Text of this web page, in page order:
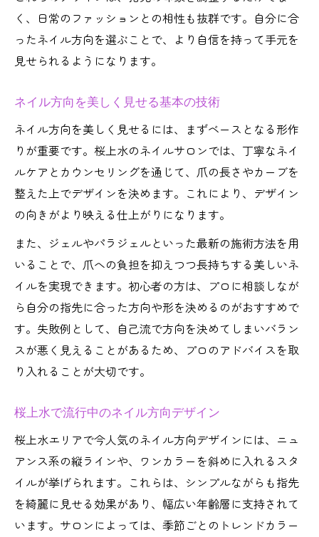
トレンド感満載の桜上水ネイルを体験
桜上水で体験できるトレンドネイルの魅力
術
トレンドネイル体験で新しい自分に出会う
方法
桜上水ネイルで映えるトレンドデザイン紹
介
SNS映えする桜上水ネイルの楽しみ方を解
説
形や方向で魅せるネイルの新スタイル
ネイルの形と方向が生み出す新しい魅力
桜上水で注目のネイルフォルムコレクショ
ン
自分らしさ引き出すネイル形選びのポイン
ト
方向を活かした個性派ネイルスタイル特集
桜上水エリア発ネイルケアの新常識
桜上水で話題のネイルケア最新トレンド
指先美を守るネイルケアの基礎知識
自宅でもできる桜上水流ネイルケア術
く、日常のファッションとの相性も抜群です。自分に合
ったネイル方向を選ぶことで、より自信を持って手元を
見せられるようになります。
ネイル方向を美しく見せる基本の技術
ネイル方向を美しく見せるには、まずベースとなる形作
りが重要です。桜上水のネイルサロンでは、丁寧なネイ
ルケアとカウンセリングを通じて、爪の長さやカーブを
整えた上でデザインを決めます。これにより、デザイン
の向きがより映える仕上がりになります。
また、ジェルやパラジェルといった最新の施術方法を用
いることで、爪への負担を抑えつつ長持ちする美しいネ
イルを実現できます。初心者の方は、プロに相談しなが
ら自分の指先に合った方向や形を決めるのがおすすめで
す。失敗例として、自己流で方向を決めてしまいバラン
スが悪く見えることがあるため、プロのアドバイスを取
り入れることが大切です。
桜上水で流行中のネイル方向デザイン
桜上水エリアで今人気のネイル方向デザインには、ニュ
アンス系の縦ラインや、ワンカラーを斜めに入れるスタ
イルが挙げられます。これらは、シンプルながらも指先
を綺麗に見せる効果があり、幅広い年齢層に支持されて
います。サロンによっては、季節ごとのトレンドカラー